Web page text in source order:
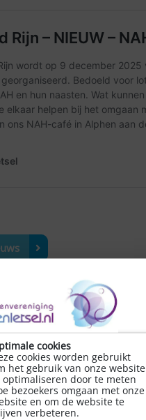
*
het Privacy Statement *
cookies
cookies worden gebruikt
het gebruik van onze website
optimaliseren door te meten
bezoekers omgaan met onze
en om de website te
verbeteren.